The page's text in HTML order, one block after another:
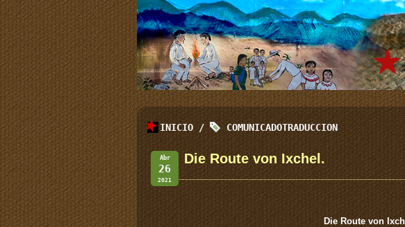
INICIO / COMUNICADOTRADUCCION
Abr
26
2021
Die Route von Ixchel.
Die Route von